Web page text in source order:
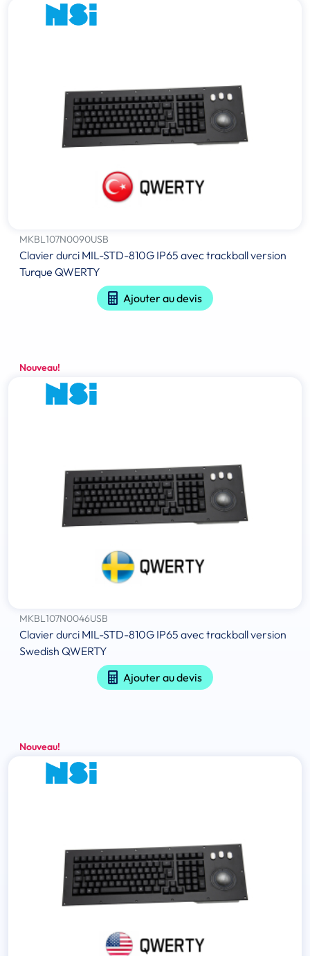
MKBL107N0090USB
Clavier durci MIL-STD-810G IP65 avec trackball version
Turque QWERTY
Ajouter au devis
Nouveau!
MKBL107N0046USB
Clavier durci MIL-STD-810G IP65 avec trackball version
Swedish QWERTY
Ajouter au devis
Nouveau!